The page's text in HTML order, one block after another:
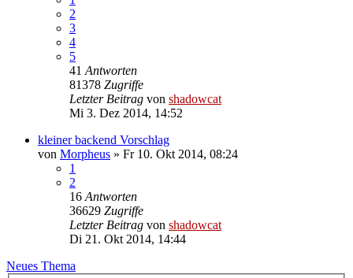
2
3
4
5
41 Antworten
81378 Zugriffe
Letzter Beitrag von shadowcat
Mi 3. Dez 2014, 14:52
kleiner backend Vorschlag
von Morpheus » Fr 10. Okt 2014, 08:24
1
2
16 Antworten
36629 Zugriffe
Letzter Beitrag von shadowcat
Di 21. Okt 2014, 14:44
Neues Thema